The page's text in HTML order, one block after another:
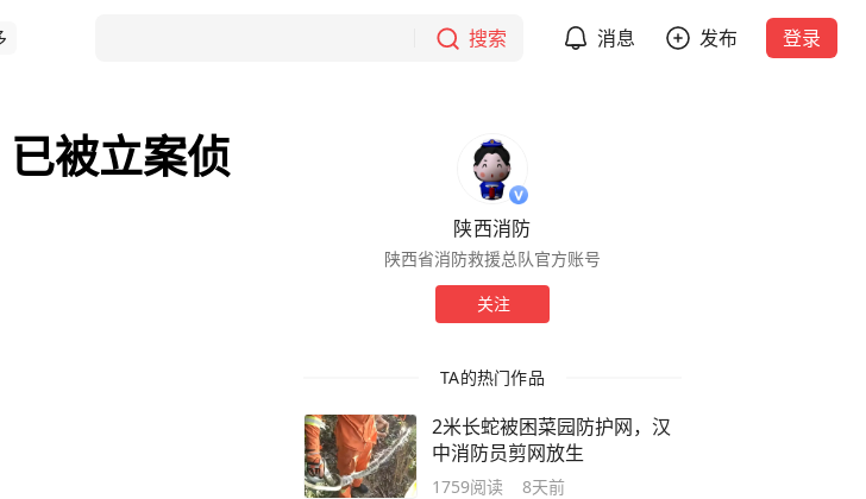
搜索 消息 发布 登录
被立案侦
陕西消防
陕西省消防救援总队官方账号
关注
TA的热门作品
2米长蛇被困菜园防护网，汉
中消防员剪网放生
1759阅读 8天前